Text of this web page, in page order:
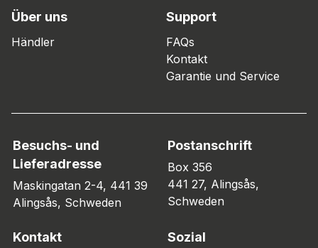
Über uns
Händler
Support
FAQs
Kontakt
Garantie und Service
Besuchs- und
Lieferadresse
Maskingatan 2-4, 441 39
Alingsås, Schweden
Postanschrift
Box 356
441 27, Alingsås,
Schweden
Kontakt Sozial